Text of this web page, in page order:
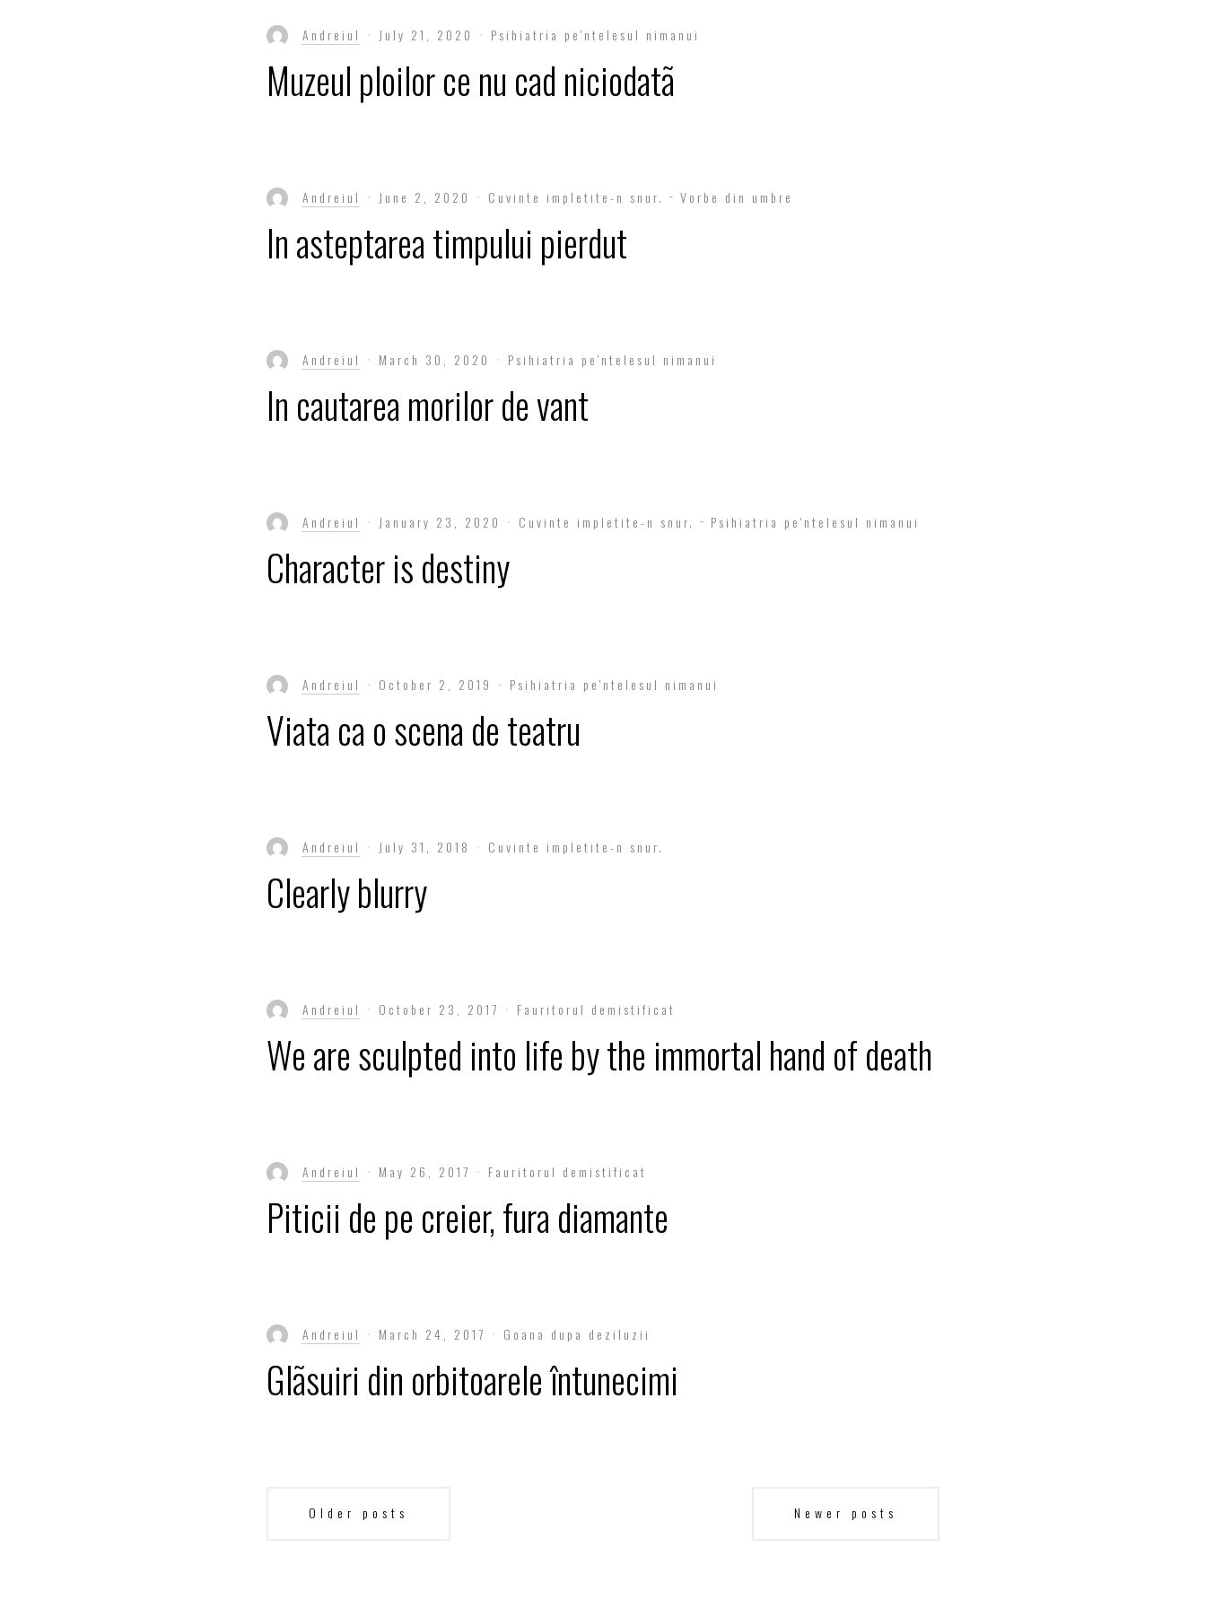
Andreiul July 21, 2020 Psihiatria pe'ntelesul nimanui
Muzeul ploilor ce nu cad niciodatã
Andreiul June 2, 2020 Cuvinte impletite-n snur. Vorbe din umbre
In asteptarea timpului pierdut
Andreiul March 30, 2020 Psihiatria pe'ntelesul nimanui
In cautarea morilor de vant
Andreiul January 23, 2020 Cuvinte impletite-n snur. Psihiatria pe'ntelesul nimanui
Character is destiny
Andreiul October 2, 2019 Psihiatria pe'ntelesul nimanui
Viata ca o scena de teatru
Andreiul July 31, 2018 Cuvinte impletite-n snur.
Clearly blurry
Andreiul October 23, 2017 Fauritorul demistificat
We are sculpted into life by the immortal hand of death
Andreiul May 26, 2017 Fauritorul demistificat
Piticii de pe creier, fura diamante
Andreiul March 24, 2017 Goana dupa deziluzii
Glãsuiri din orbitoarele întunecimi
Posts
navigation
Older posts Newer posts